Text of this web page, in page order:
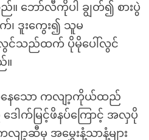
။ ဘော်လီကိုပါ ချွတ်၍ စားပွဲ
က်၊ ဒူးကွေး၍ သူမ
လွင်သည်ထက် ပိုမိုပေါ်လွင်
။
စ်နေသော ကလျာ့ကိုယ်ထည်
ါက်မြင့်ဖိနပ်ကြောင့် အလှပို
ျာ့ဆီမှ အမွှေးနံ့သာနံ့များ